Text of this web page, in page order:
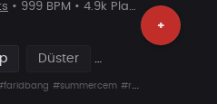
+
• 999 BPM • 4.9k Plays
Düster
#summercem #rafcamora